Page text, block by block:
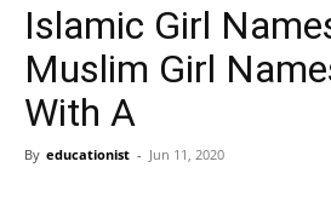
Islamic Girl
Muslim Girl
With A
By educationist - Jun 11, 2020